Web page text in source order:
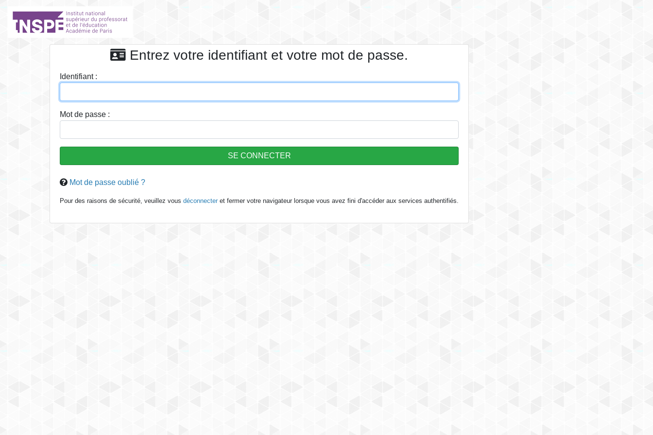
Entrez votre identifiant et votre mot de passe.
dentifiant :
Mot de passe :
Mot de passe oublié ?
Pour des raisons de sécurité, veuillez vous déconnecter et fermer votre navigateur lorsque vous avez fini d'accéder aux services authentifiés.